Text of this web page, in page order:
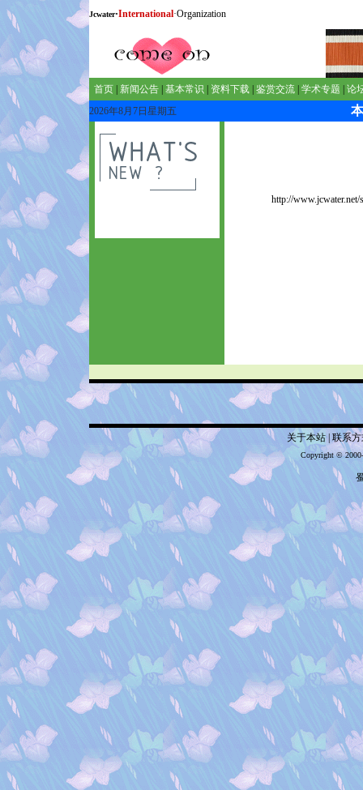
Jcwater·International·Organization
首页 新闻公告 基本常识 资料下载 鉴赏交流 学术专题
论
2026年8月7日星期五
http://www.jcwater.net/
关于本站| 联系
Copyright ©